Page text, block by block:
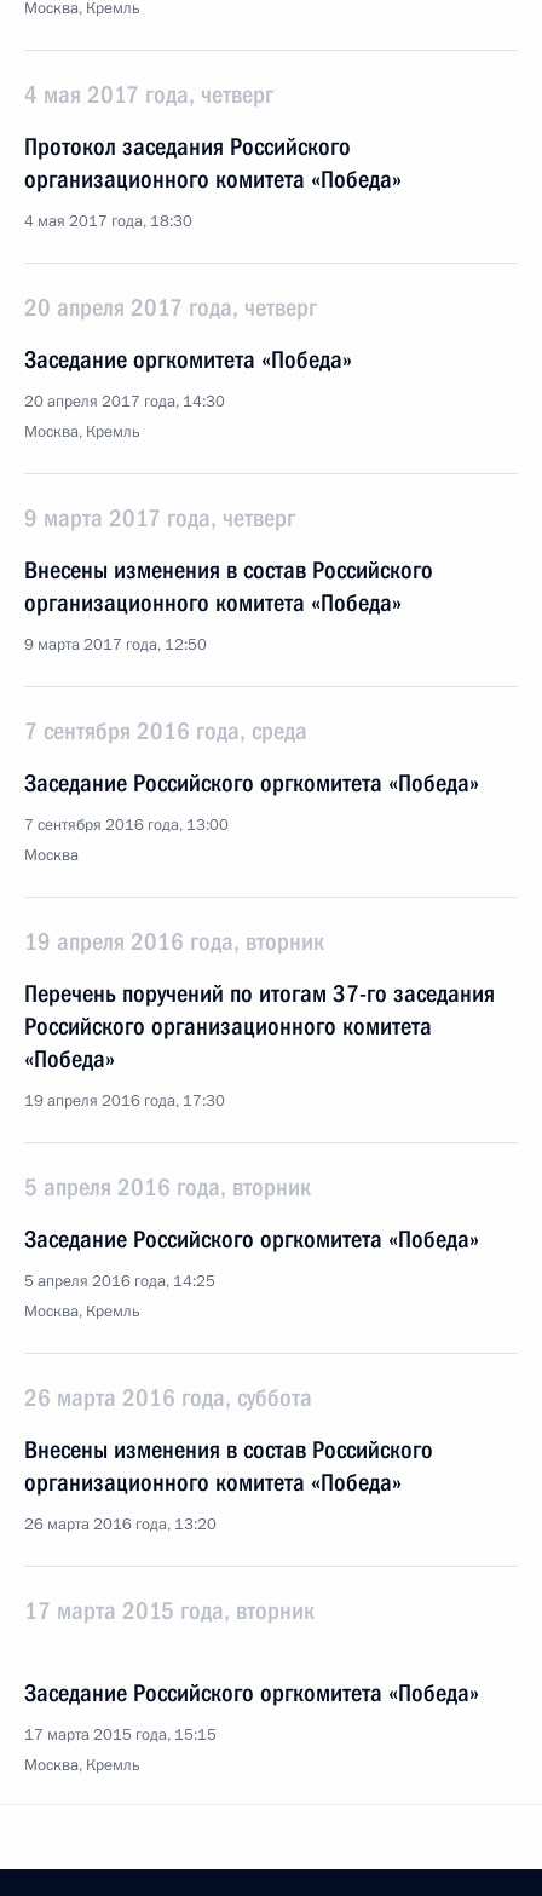
Москва, Кремль
4 мая 2017 года, четверг
Протокол заседания Российского
организационного комитета «Победа»
4 мая 2017 года, 18:30
20 апреля 2017 года, четверг
Заседание оргкомитета «Победа»
20 апреля 2017 года, 14:30
Москва, Кремль
9 марта 2017 года, четверг
Внесены изменения в состав Российского
организационного комитета «Победа»
9 марта 2017 года, 12:50
7 сентября 2016 года, среда
Заседание Российского оргкомитета «Победа»
7 сентября 2016 года, 13:00
Москва
19 апреля 2016 года, вторник
Перечень поручений по итогам 37-го заседания
Российского организационного комитета
«Победа»
19 апреля 2016 года, 17:30
5 апреля 2016 года, вторник
Заседание Российского оргкомитета «Победа»
5 апреля 2016 года, 14:25
Москва, Кремль
26 марта 2016 года, суббота
Внесены изменения в состав Российского
организационного комитета «Победа»
26 марта 2016 года, 13:20
17 марта 2015 года, вторник
Заседание Российского оргкомитета «Победа»
17 марта 2015 года, 15:15
Москва, Кремль